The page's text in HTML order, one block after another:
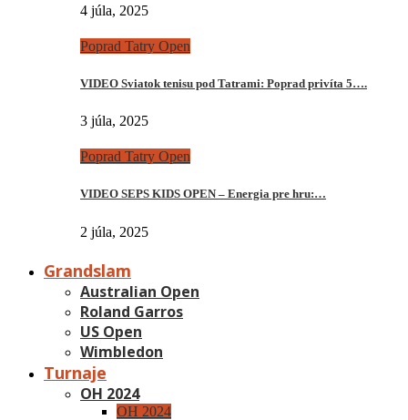
4 júla, 2025
Poprad Tatry Open
VIDEO Sviatok tenisu pod Tatrami: Poprad privíta 5….
3 júla, 2025
Poprad Tatry Open
VIDEO SEPS KIDS OPEN – Energia pre hru:…
2 júla, 2025
Grandslam
Australian Open
Roland Garros
US Open
Wimbledon
Turnaje
OH 2024
OH 2024